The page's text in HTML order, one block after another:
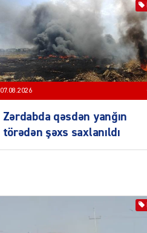
07.08.2026
Zərdabda qəsdən yanğın
törədən şəxs saxlanıldı